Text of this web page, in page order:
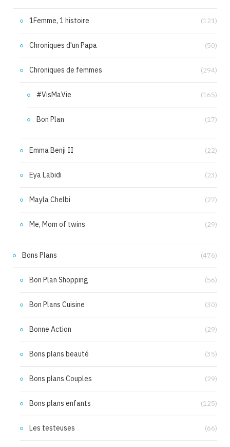
1Femme, 1 histoire (121)
Chroniques d'un Papa (50)
Chroniques de femmes (294)
#VisMaVie (165)
Bon Plan (17)
Emma Benji II (22)
Eya Labidi (23)
Mayla Chelbi (27)
Me, Mom of twins (29)
Bons Plans (476)
Bon Plan Shopping (56)
Bon Plans Cuisine (30)
Bonne Action (29)
Bons plans beauté (35)
Bons plans Couples (29)
Bons plans enfants (125)
Les testeuses (66)